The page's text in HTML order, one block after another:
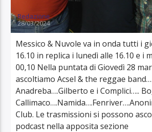
Redazione
28/03/2024
Messico & Nuvole va in onda tutti i
16.10 in replica i lunedì alle 16.10 e i
00,10 Nella puntata di Giovedì 28
ascoltiamo Acsel & the reggae band…
Anadreba….Gilberto e i Complici…..
Club. Le trasmissioni si possono
podcast nella apposita sezione